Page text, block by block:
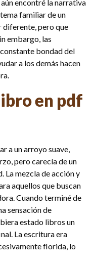
encontré la narrativa
familiar de un
diferente, pero que
embargo, las
bondad del
a los demás hacen
en pdf
a un arroyo suave,
pero carecía de un
La mezcla de acción y
aquellos que buscan
Cuando terminé de
sensación de
estado libros un
La escritura era
florida, lo